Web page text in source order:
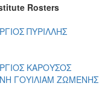
Rosters
ΠΥΡΙΛΛΗΣ
ΚΑΡΟΥΣΟΣ
ΓΟΥΙΛΙΑΜ ΖΩΜΕΝΗΣ